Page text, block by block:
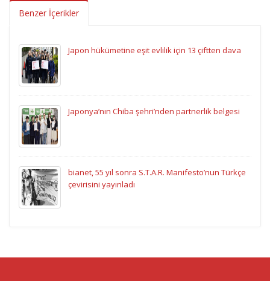
Benzer İçerikler
Japon hükümetine eşit evlilik için 13 çiftten dava
Japonya’nın Chiba şehri’nden partnerlik belgesi
bianet, 55 yıl sonra S.T.A.R. Manifesto’nun Türkçe
çevirisini yayınladı